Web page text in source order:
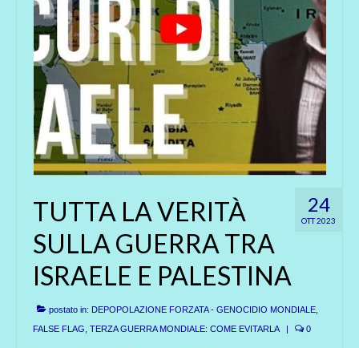
24
OTT 2023
TUTTA LA VERITÀ
SULLA GUERRA TRA
ISRAELE E PALESTINA
postato in: DEPOPOLAZIONE FORZATA - GENOCIDIO MONDIALE
FALSE FLAG, TERZA GUERRA MONDIALE: COME EVITARLA
| 0